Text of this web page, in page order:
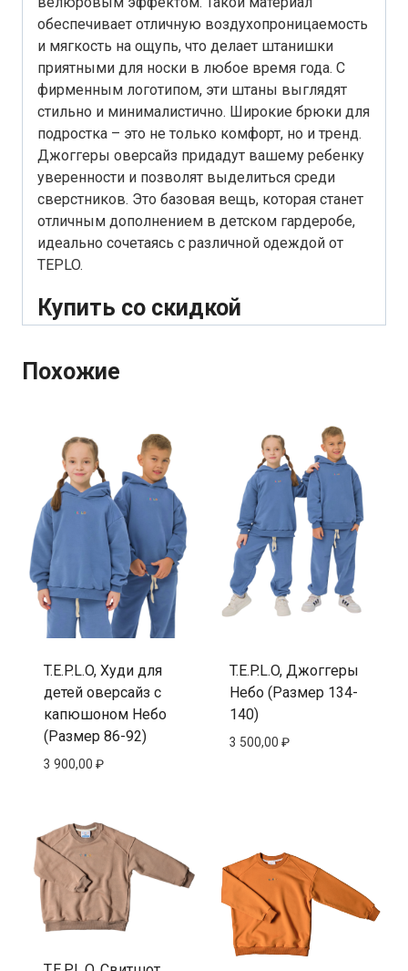
обеспечивает отличную воздухопроницаемость
и мягкость на ощупь, что делает штанишки
приятными для носки в любое время года. С
фирменным логотипом, эти штаны выглядят
стильно и минималистично. Широкие брюки для
подростка – это не только комфорт, но и тренд.
Джоггеры оверсайз придадут вашему ребенку
уверенности и позволят выделиться среди
сверстников. Это базовая вещь, которая станет
отличным дополнением в детском гардеробе,
идеально сочетаясь с различной одеждой от
TEPLO.
Купить со скидкой
Похожие
T.E.P.L.O, Худи для
детей оверсайз с
капюшоном Небо
(Размер 86-92)
3 900,00 ₽
T.E.P.L.O, Джоггеры
Небо (Размер 134-
140)
3 500,00 ₽